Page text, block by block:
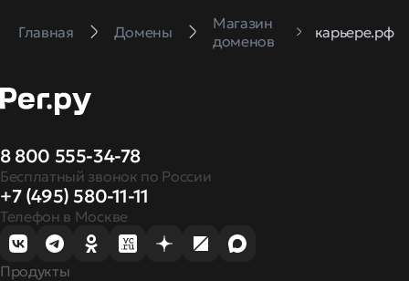
Главная Домены
Магазин
доменов
карьере.рф
8 800 555-34-78
Бесплатный звонок по России
+7 (495) 580-11-11
Телефон в Москве
Продукты